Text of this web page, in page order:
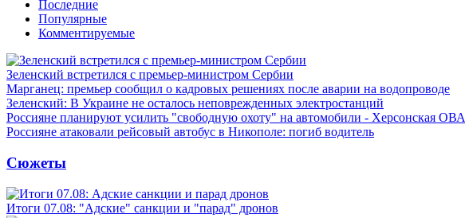
Последние
Популярные
Комментируемые
Зеленский встретился с премьер-министром Сербии
Марганец: премьер сообщил о кадровых решениях после аварии на водопроводе
Зеленский: В Украине не осталось неповрежденных электростанций
Россияне планируют усилить "свободную охоту" на автомобили - Херсонская ОВА
Россияне атаковали рейсовый автобус в Никополе: погиб водитель
Сюжеты
Итоги 07.08: "Адские" санкции и "парад" дронов